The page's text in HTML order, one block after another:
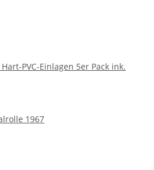
PVC-Einlagen 5er Pack ink.